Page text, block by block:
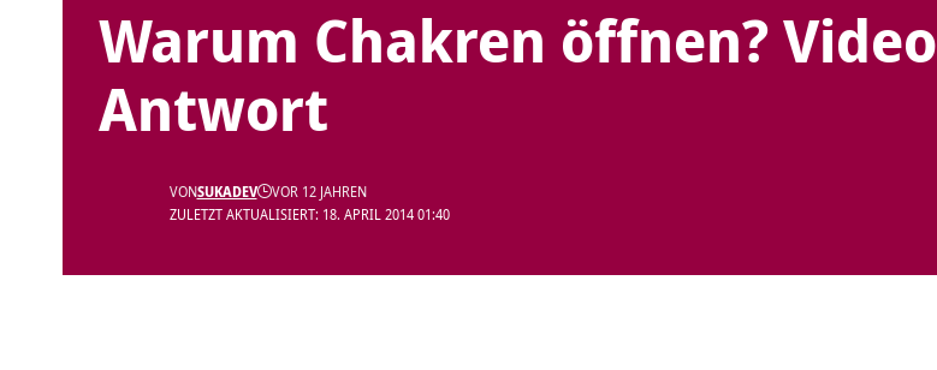
Warum Chakren öffnen? Video
Antwort
ZULETZT AKTUALISIERT: 18. APRIL 2014 01:40
VONSUKADEV VOR 12 JAHREN